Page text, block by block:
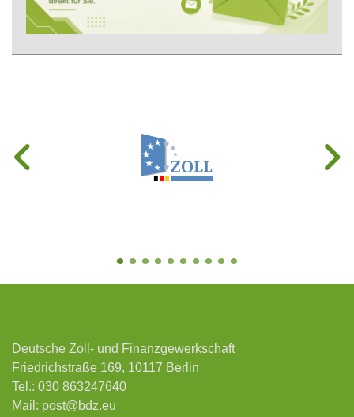
Deutsche Zoll- und Finanzgewerkschaft
Friedrichstraße 169, 10117 Berlin
Tel.: 030 863247640
Mail: post@bdz.eu